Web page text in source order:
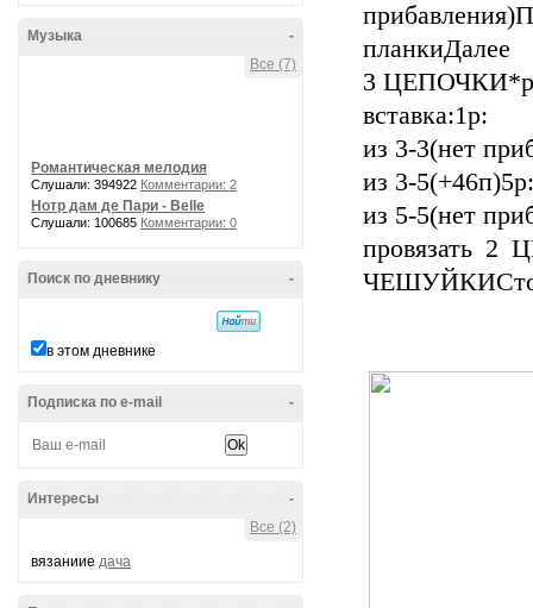
-
Музыка
Все (7)
Романтическая мелодия
Слушали: 394922 Комментарии: 2
Нотр дам де Пари - Belle
Слушали: 100685 Комментарии: 0
-
Поиск по дневнику
в этом дневнике
-
Подписка по e-mail
-
Интересы
Все (2)
вязаниие дача
планкиДалее
3
вставка:1р:
из 3-3(нет
из 3-5(+46п)5р:
из 5-5(нет
провязать 2